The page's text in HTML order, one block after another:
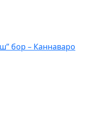
бор – Каннаваро